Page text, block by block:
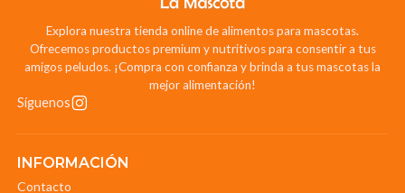
Explora nuestra tienda online de alimentos para mascotas.
Ofrecemos productos premium y nutritivos para consentir a tus
amigos peludos. ¡Compra con confianza y brinda a tus mascotas la
mejor alimentación!
Síguenos
INFORMACIÓN
Contacto